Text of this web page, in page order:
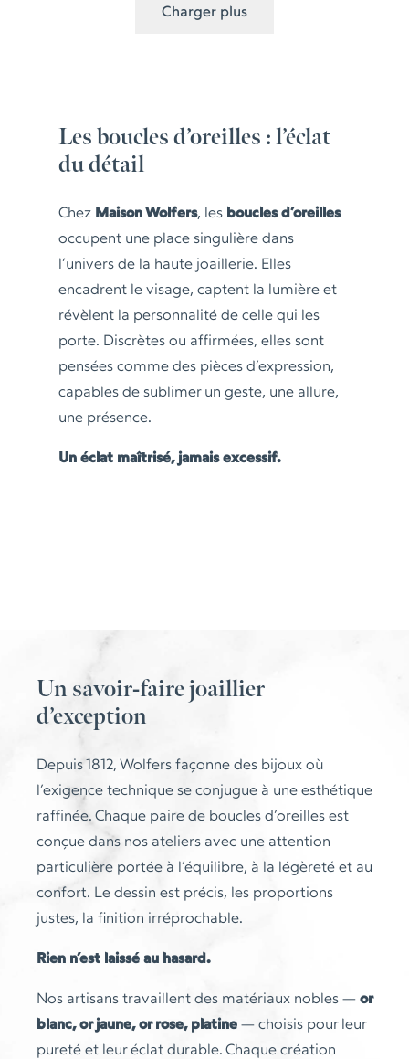
Charger plus
Les boucles d’oreilles : l’éclat
du détail
Chez Maison Wolfers, les boucles d’oreilles
occupent une place singulière dans
l’univers de la haute joaillerie. Elles
encadrent le visage, captent la lumière et
révèlent la personnalité de celle qui les
porte. Discrètes ou affirmées, elles sont
pensées comme des pièces d’expression,
capables de sublimer un geste, une allure,
une présence.
Un éclat maîtrisé, jamais excessif.
Un savoir-faire joaillier
d’exception
Depuis 1812, Wolfers façonne des bijoux où
l’exigence technique se conjugue à une esthétique
raffinée. Chaque paire de boucles d’oreilles est
conçue dans nos ateliers avec une attention
particulière portée à l’équilibre, à la légèreté et au
confort. Le dessin est précis, les proportions
justes, la finition irréprochable.
Rien n’est laissé au hasard.
Nos artisans travaillent des matériaux nobles — or
blanc, or jaune, or rose, platine — choisis pour leur
pureté et leur éclat durable. Chaque création